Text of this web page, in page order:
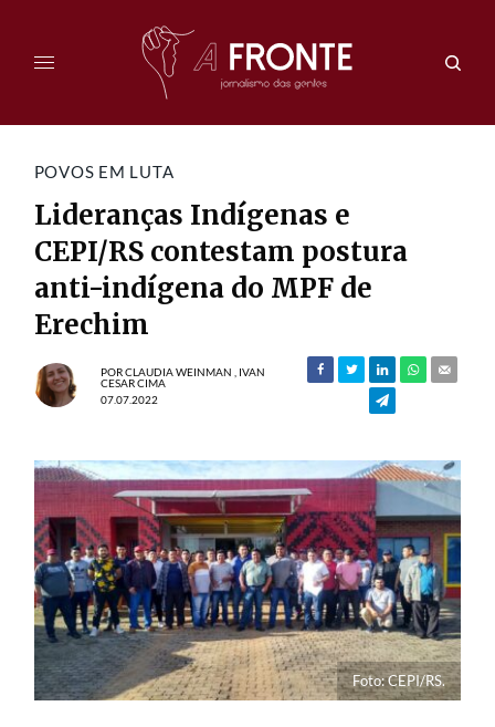
POVOS EM LUTA
Lideranças Indígenas e
CEPI/RS contestam postura
anti-indígena do MPF de
Erechim
PORCLAUDIA WEINMAN
IVAN
CESAR CIMA
07.07.2022
Foto: CEPI/RS.